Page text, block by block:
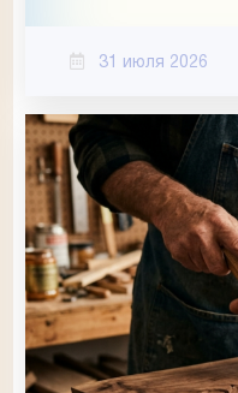
31 июля 2026